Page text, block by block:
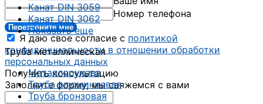
Канат DIN 3059
Канат DIN 3062
Показать еще
Труба металлическая
Металлорукава
Труба алюминиевая
Труба бронзовая
Номер телефона
Перезвоните мне
Я даю свое согласие с политикой
конфиденциальности в отношении обработки
персональных данных
Получить консультацию
Заполните форму, мы свяжемся с вами